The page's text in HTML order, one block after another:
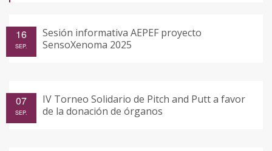
Sesión informativa AEPEF proyecto
SensoXenoma 2025
16
SEP.
IV Torneo Solidario de Pitch and Putt a favor
de la donación de órganos
07
SEP.